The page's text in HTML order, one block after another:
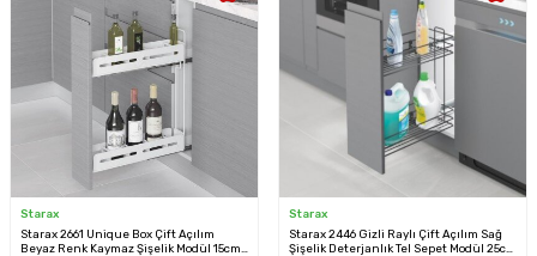
Starax
Starax 2661 Unique Box Çift Açılım
Beyaz Renk Kaymaz Şişelik Modül 15cm
Starax
Starax 2446 Gizli Raylı Çift Açılım Sağ
Şişelik Deterjanlık Tel Sepet Modül 25cm